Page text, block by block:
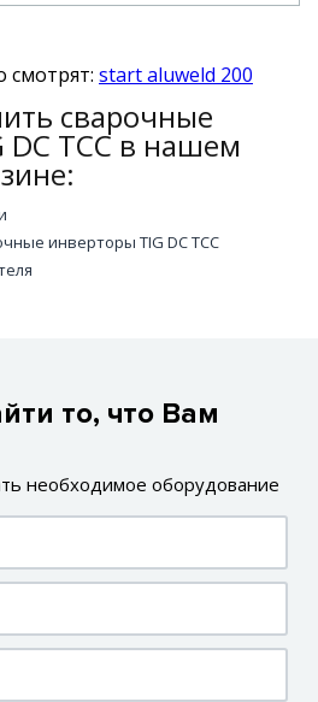
смотрят: start aluweld 200
сварочные
DC ТСС в нашем
инверторы TIG DC ТСС
то, что Вам
необходимое оборудование